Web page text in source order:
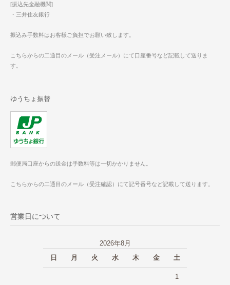
[振込先金融機関]
・三井住友銀行
振込み手数料はお客様ご負担でお願い致します。
こちらからの二通目のメール（受注メール）にて口座番号など記載して送りま
す。
ゆうちょ振替
郵便局口座からの送金は手数料等は一切かかりません。
こちらからの二通目のメール（受注確認）にて記号番号など記載して送ります。
営業日について
2026年8月
日
月 火 水 木 金 土
1